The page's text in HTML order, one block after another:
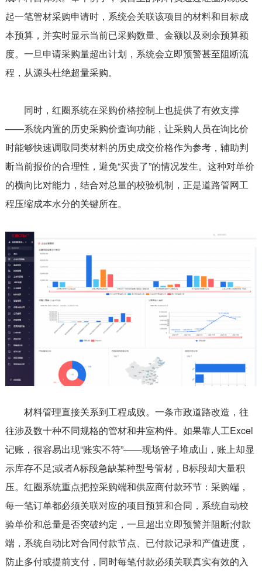
起一笔管材采购申请时，系统会关联该项目的材料和目标成
本预算，并实时显示当前已采购数量、金额以及剩余预算额
度。一旦申请采购量超出计划，系统会立即预警甚至阻断流
程，从源头杜绝超量采购。
同时，红圈系统在采购价格控制上也提供了有效支撑
——系统内置的历史采购价查询功能，让采购人员在询比价
时能够快速调取同类材料的历史成交价格作为参考，辅助判
断当前报价的合理性，避免“买贵了”的情况发生。这种对单价
的横向比对能力，结合对总量的校验机制，正是道路管网工
程压缩成本水分的关键所在。
材料管理直接关系到工程成败。一条市政道路改造，往
往涉及数十种不同规格的管材和井室构件。如果靠人工Excel
记账，很容易出现“账实不符”——现场管子堆成山，账上却显
示库存不足;或者A标段急缺某种型号管材，B标段却大量积
压。红圈系统重点把控采购端和供应商付款环节：采购端，
每一笔订单都必须关联对应的项目预算和合同，系统自动校
验单价和总量是否突破约定，一旦超出立即预警并阻断;付款
端，系统自动比对合同付款节点、已付款记录和产值进度，
防止多付或提前支付，同时每笔付款必须关联真实有效的入